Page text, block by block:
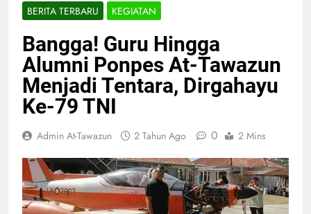
BERITA TERBARU KEGIATAN
Bangga! Guru Hingga
Alumni Ponpes At-Tawazun
Menjadi Tentara, Dirgahayu
Ke-79 TNI
Admin At-Tawazun 2 Tahun Ago 0 2 Mins